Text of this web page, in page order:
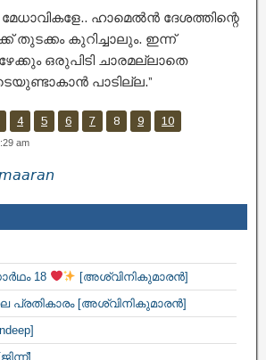
ഹാമെൽൻ ദേശത്തിന്റെ
തുടക്കം കുറിച്ചാലും. ഇന്ന്
ഒരുപിടി ചാരമല്ലാതെ
പാടില്ല.”
4 5 6 7 8 9 10
am
18
[അശ്വിനികുമാരൻ]
പ്രതികാരം [അശ്വിനികുമാരൻ]